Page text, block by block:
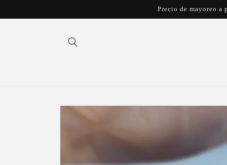
al contenido
Precio de mayoreo a
directamente
del producto